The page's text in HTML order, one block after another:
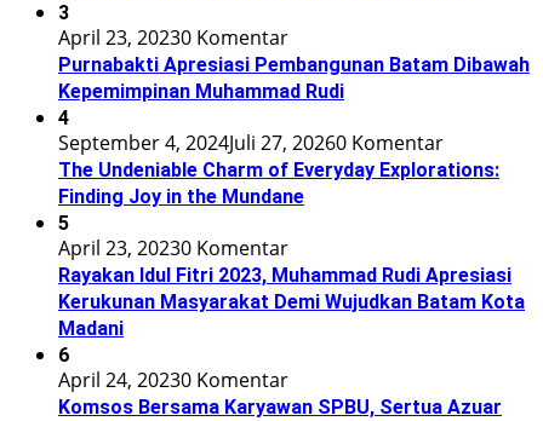
3
April 23, 20230 Komentar
Purnabakti Apresiasi Pembangunan Batam Dibawah
Kepemimpinan Muhammad Rudi
4
September 4, 2024Juli 27, 20260 Komentar
The Undeniable Charm of Everyday Explorations:
Finding Joy in the Mundane
5
April 23, 20230 Komentar
Rayakan Idul Fitri 2023, Muhammad Rudi Apresiasi
Kerukunan Masyarakat Demi Wujudkan Batam Kota
Madani
6
April 24, 20230 Komentar
Komsos Bersama Karyawan SPBU, Sertua Azuar